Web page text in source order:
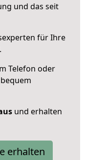
und das seit
für Ihre
Telefon oder
und erhalten
erhalten